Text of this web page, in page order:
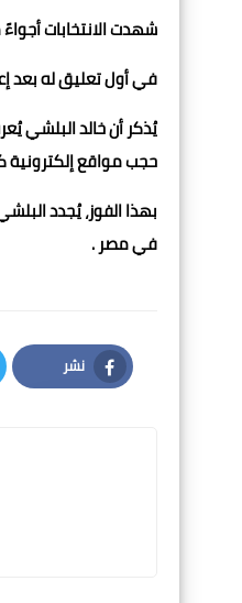
شهدت الانتخابات
في أول تعليق له بعد
يُذكر أن خالد البلشي
حجب مواقع
بهذا الفوز، يُجدد
في مصر .
نشر
Facebook